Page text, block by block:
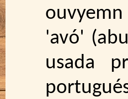
'avó'
usada